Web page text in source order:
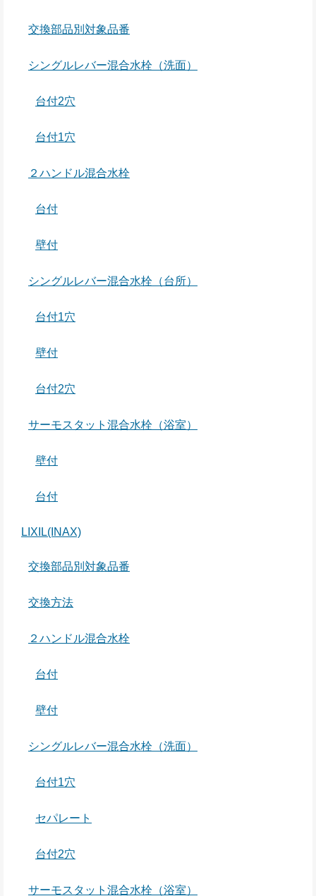
交換部品別対象品番
シングルレバー混合水栓（洗面）
台付2穴
台付1穴
２ハンドル混合水栓
台付
壁付
シングルレバー混合水栓（台所）
台付1穴
壁付
台付2穴
サーモスタット混合水栓（浴室）
壁付
台付
LIXIL(INAX)
交換部品別対象品番
交換方法
２ハンドル混合水栓
台付
壁付
シングルレバー混合水栓（洗面）
台付1穴
セパレート
台付2穴
サーモスタット混合水栓（浴室）